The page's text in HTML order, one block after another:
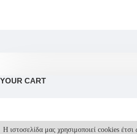
YOUR CART
Η ιστοσελίδα μας χρησιμοποιεί cookies